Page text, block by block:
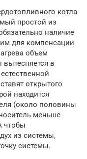
котла
простой из
наличие
для компенсации
объем
вытесняется в
открытого
находится
(около половины
меньше
чтобы
из системы,
системы.